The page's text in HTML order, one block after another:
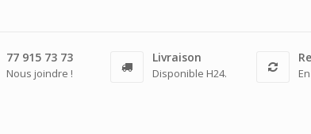
77 915 73 73
Nous joindre !
Livraison
Disponible H24.